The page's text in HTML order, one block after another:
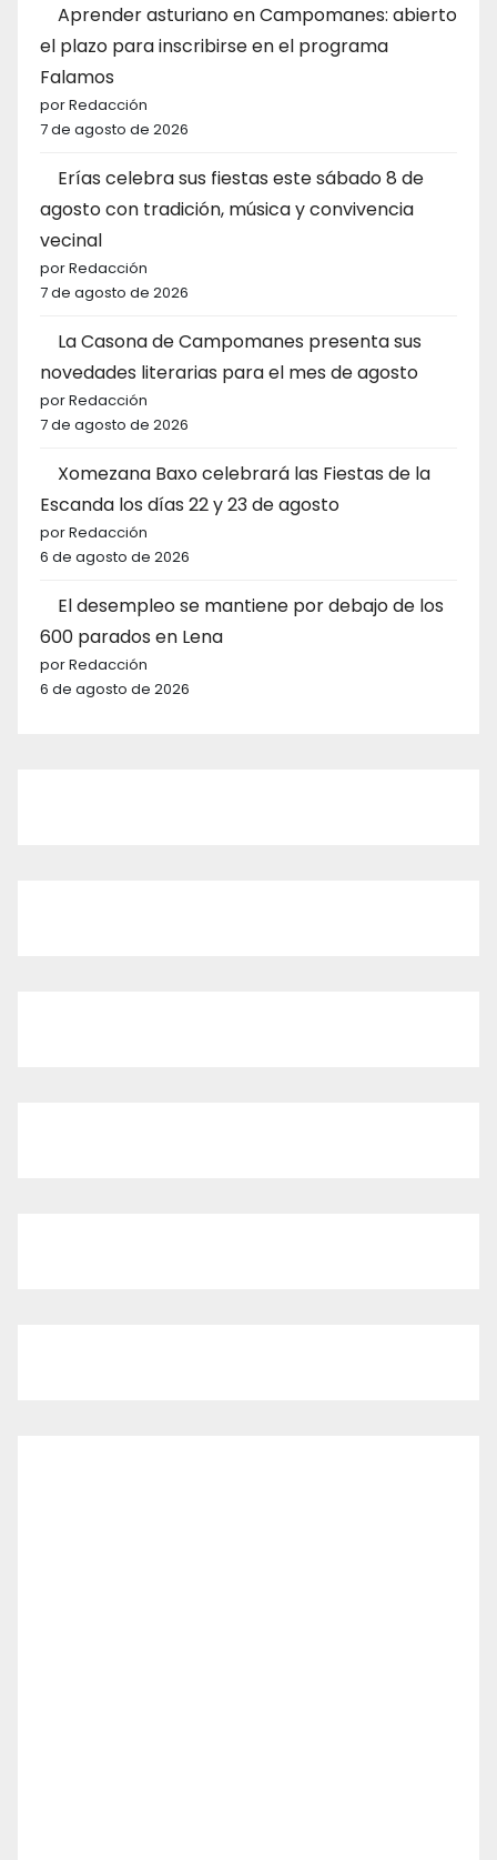
Aprender asturiano en Campomanes: abierto
el plazo para inscribirse en el programa
Falamos
por Redacción
7 de agosto de 2026
Erías celebra sus fiestas este sábado 8 de
agosto con tradición, música y convivencia
vecinal
por Redacción
7 de agosto de 2026
La Casona de Campomanes presenta sus
novedades literarias para el mes de agosto
por Redacción
7 de agosto de 2026
Xomezana Baxo celebrará las Fiestas de la
Escanda los días 22 y 23 de agosto
por Redacción
6 de agosto de 2026
El desempleo se mantiene por debajo de los
600 parados en Lena
por Redacción
6 de agosto de 2026